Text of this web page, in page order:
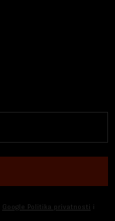
Google Politika privatnosti i